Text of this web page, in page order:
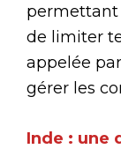
permettant
de limiter
appelée
gérer les
Inde : une